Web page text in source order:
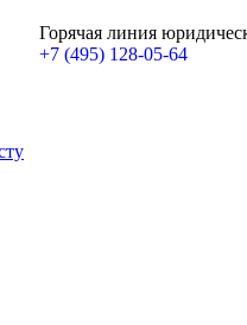
Горячая линия
+7 (495) 128-05-64